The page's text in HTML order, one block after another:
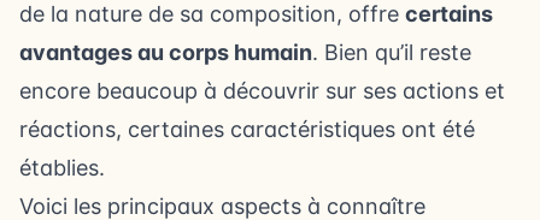
de la nature de sa composition, offre certains
avantages au corps humain. Bien qu’il reste
encore beaucoup à découvrir sur ses actions et
réactions, certaines caractéristiques ont été
établies.
Voici les principaux aspects à connaître